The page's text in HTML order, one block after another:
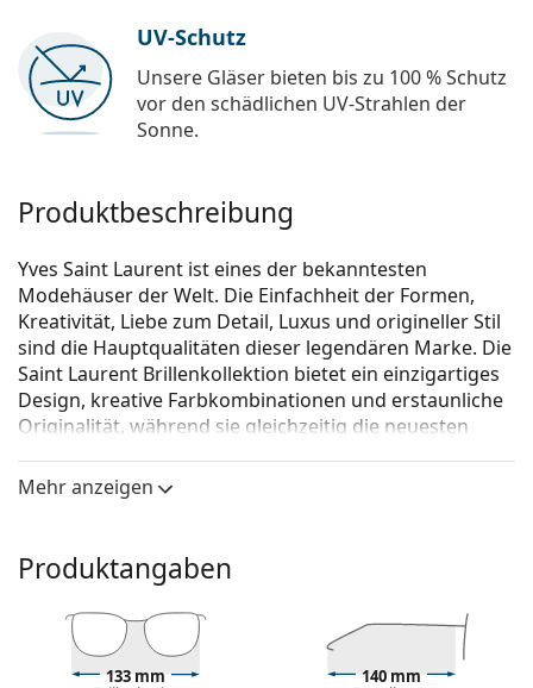
UV-Schutz
Unsere Gläser bieten bis zu 100 % Schutz
vor den schädlichen UV-Strahlen der
Sonne.
Produktbeschreibung
Yves Saint Laurent ist eines der bekanntesten
Modehäuser der Welt. Die Einfachheit der Formen,
Kreativität, Liebe zum Detail, Luxus und origineller Stil
sind die Hauptqualitäten dieser legendären Marke. Die
Saint Laurent Brillenkollektion bietet ein einzigartiges
Design, kreative Farbkombinationen und erstaunliche
Originalität, während sie gleichzeitig die neuesten
Saint Laurent SL 259 003 53
von Lentiamo an, wie Sie in dieser Brille aussehen.
Die schwarze Farbe der Brillenfassung passt perfekt
zu kühlen Hauttönen und hellblondem,
Mehr anzeigen
Produktangaben
133 mm 140 mm